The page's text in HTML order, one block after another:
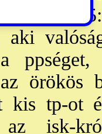
1682. V.
a
az
kis tp-ot
isk-